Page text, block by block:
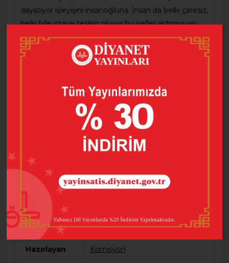
dayatıyor işleyişini insanoğluna. İnsan da belki çaresiz,
belki bile isteye teslim oluyor bu nefes aldırmayan
işleyişe. Üstelik nefes alamayışın esiri olarak, bu işleyiş
çarkının en sağlam dişlisi olmaya gönül koyarak.
Okunana dek sessizliğini koruyan yazılar, okuyucuyla
yeniden hayat bulur. Kitap takvim 2019’dan derlenen
denemelerden oluşan “Gün Işığında Denemeler”
eseri sade, samimi anlatımıyla hayatın içinden anları
ve bizi kendi hikâyemize yaklaştırarak anlatıyor.
Barkod 9786254351501
Basım Tarihi
Baskı Sayısı
Dil Türkçe
Hazırlayan Komisyon